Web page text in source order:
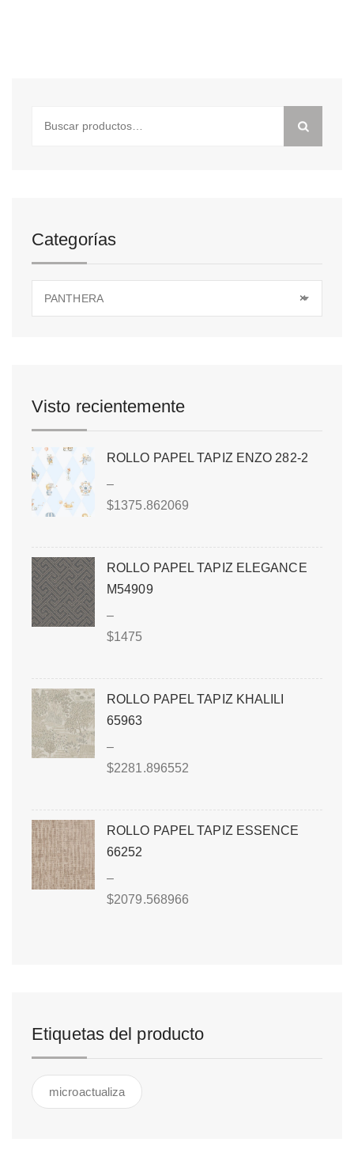
Categorías
×
PANTHERA
Visto recientemente
ROLLO PAPEL TAPIZ ENZO 282-2
–
$1375.862069
ROLLO PAPEL TAPIZ ELEGANCE
M54909
–
$1475
ROLLO PAPEL TAPIZ KHALILI
65963
–
$2281.896552
ROLLO PAPEL TAPIZ ESSENCE
66252
–
$2079.568966
Etiquetas del producto
microactualiza